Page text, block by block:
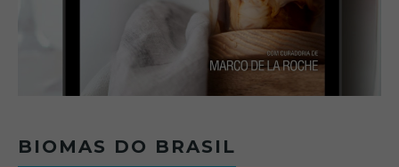
BIOMAS DO BRASIL